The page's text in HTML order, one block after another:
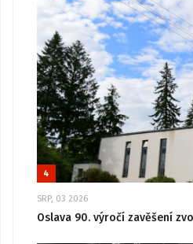
4
SRP, 03 2026
Oslava 90. výročí zavěšení